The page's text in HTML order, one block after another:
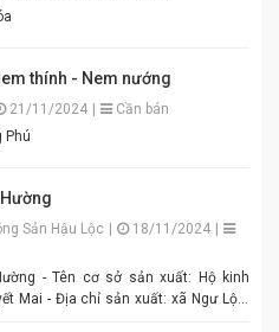
thính - Nem nướng
21/11/2024
Cần bán
Phú
Sản Hậu Lộc 18/11/2024
- Tên cơ sở sản xuất: Hộ kinh
Mai - Địa chỉ sản xuất: xã Ngư Lộc,